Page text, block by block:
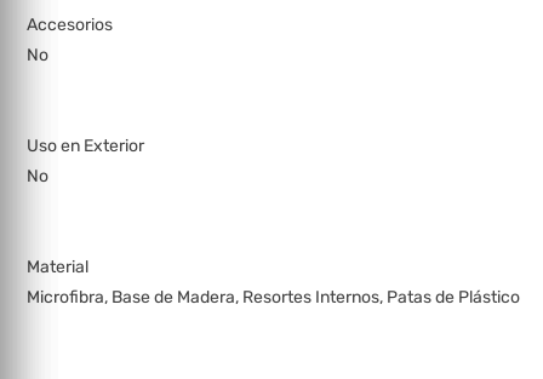
Accesorios
No
Uso en Exterior
No
Material
Microfibra, Base de Madera, Resortes Internos, Patas de Plástico